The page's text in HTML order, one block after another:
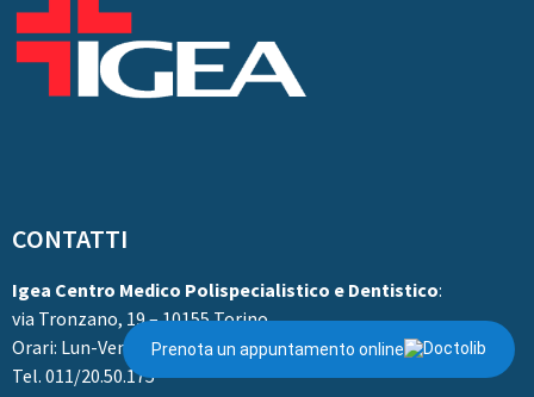
CONTATTI
Igea Centro Medico Polispecialistico e Dentistico:
via Tronzano, 19 – 10155 Torino
Orari: Lun-Ven 9-20
Tel. 011/20.50.175
Prenota un appuntamento online